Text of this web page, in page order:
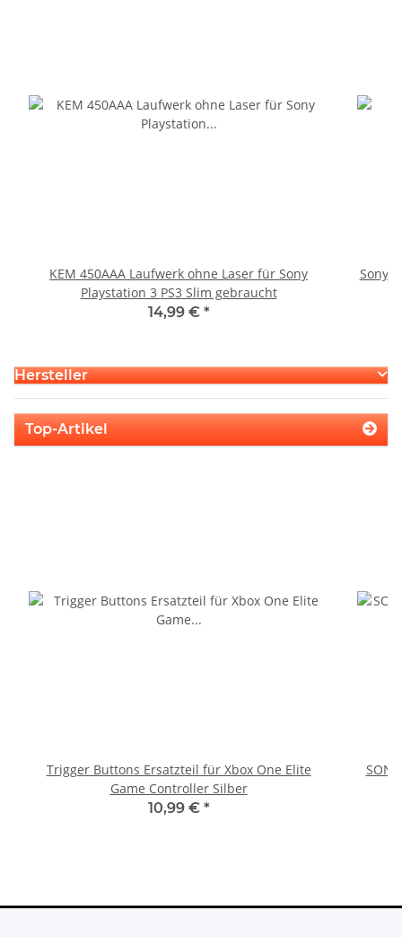
KEM 450AAA Laufwerk ohne Laser für Sony
Playstation 3 PS3 Slim gebraucht
14,99 € *
Sony
Hersteller
Top-Artikel
Trigger Buttons Ersatzteil für Xbox One Elite
Game Controller Silber
10,99 € *